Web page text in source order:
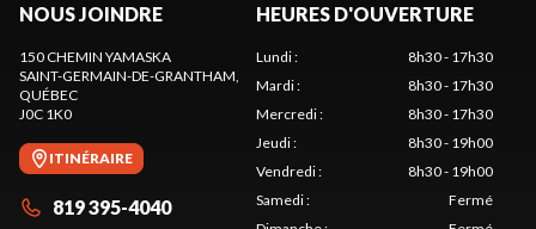
NOUS JOINDRE
150 CHEMIN YAMASKA
SAINT-GERMAIN-DE-GRANTHAM,
QUÉBEC
J0C 1K0
ITINÉRAIRE
819 395-4040
HEURES D'OUVERTURE
Lundi:
8h30 - 17h30
Mardi:
8h30 - 17h30
Mercredi:
8h30 - 17h30
Jeudi:
8h30 - 19h00
Vendredi:
8h30 - 19h00
Samedi:
Fermé